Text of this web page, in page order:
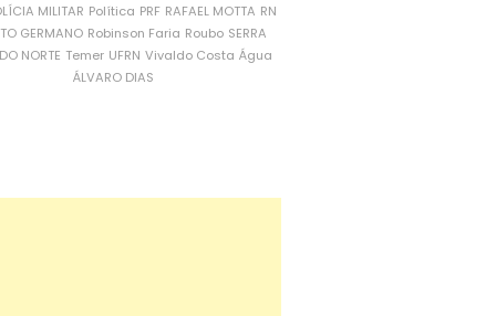
MILITAR Política PRF RAFAEL MOTTA RN
GERMANO Robinson Faria Roubo SERRA
NORTE Temer UFRN Vivaldo Costa Água
ÁLVARO DIAS